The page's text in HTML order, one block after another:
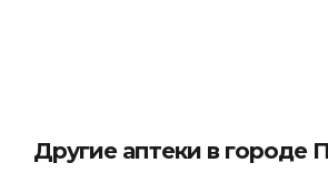
Другие аптеки в городе